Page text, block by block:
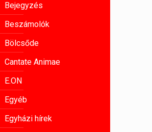
Bejegyzés
Beszámolók
Bölcsőde
Cantate Animae
E.ON
Egyéb
Egyházi hírek